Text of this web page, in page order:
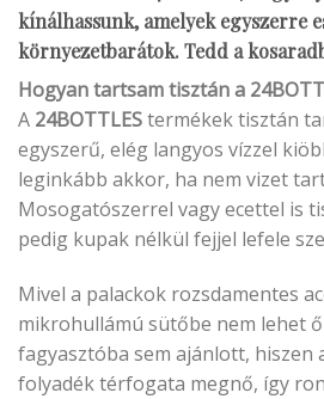
kínálhassunk, amelyek egyszerre
környezetbarátok.Tedd a
Hogyan tartsam tisztán a
A 24BOTTLEStermékek tisztán
egyszerű, elég langyos vízzel
leginkább akkor, ha nem vizet
Mosogatószerrel vagy ecettel is
pedig kupak nélkül fejjel lefele
Mivel a palackok rozsdamentes
mikrohullámú sütőbe nem lehet
fagyasztóba sem ajánlott, hiszen
folyadék térfogata megnő, így